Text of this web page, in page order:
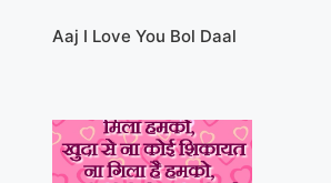
Aaj I Love You Bol Daal